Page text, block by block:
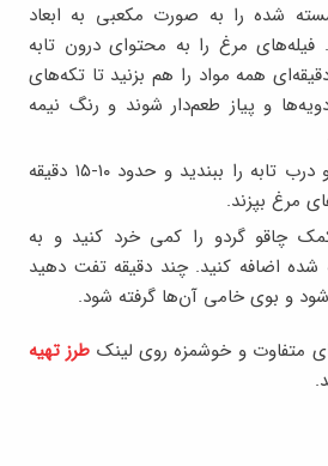
شده را به صورت مکعبی به ابعاد
مرغ را به محتوای درون تابه
همه مواد را هم بزنید تا تکه‌های
و پیاز طعم‌دار شوند و رنگ نیمه
حرارت را کم کنید و درب تابه را ببندید و حدود ۱۰-۱۵ دقیقه
مرغ بپزند.
چاقو گردو را کمی خرد کنید و به
شده اضافه کنید. چند دقیقه تفت دهید
شود و بوی خامی‌ آن‌ها گرفته شود.
متفاوت و خوشمزه روی لینک طرز تهیه